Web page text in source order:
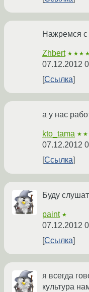
Нажремся
Zhbert
07.12.2012
Ссылка
а у нас
kto_tama
07.12.2012
Ссылка
Буду
paint ★
07.12.2012
Ссылка
я всегда
культура